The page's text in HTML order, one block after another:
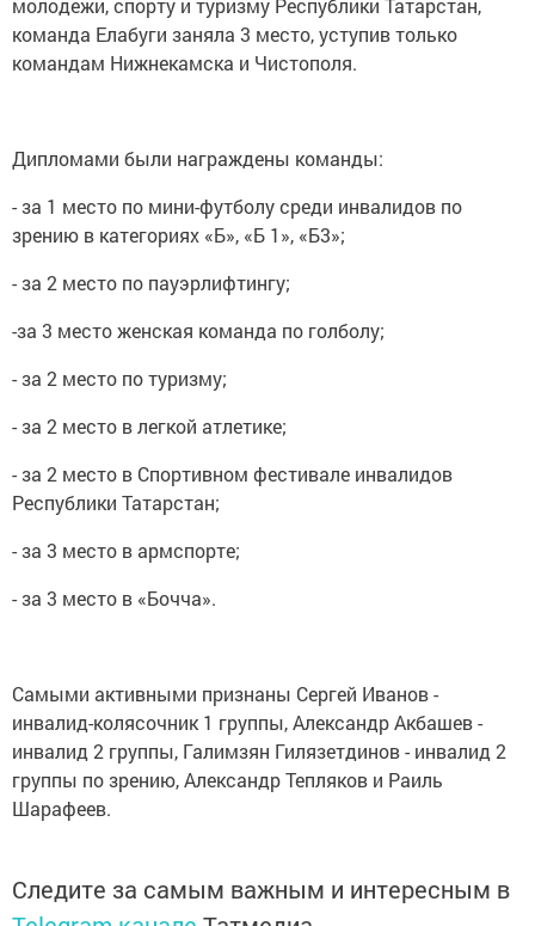
молодежи, спорту и туризму Республики Татарстан,
команда Елабуги заняла 3 место, уступив только
командам Нижнекамска и Чистополя.
Дипломами были награждены команды:
- за 1 место по мини-футболу среди инвалидов по
зрению в категориях «Б», «Б 1», «Б3»;
- за 2 место по пауэрлифтингу;
-за 3 место женская команда по голболу;
- за 2 место по туризму;
- за 2 место в легкой атлетике;
- за 2 место в Спортивном фестивале инвалидов
Республики Татарстан;
- за 3 место в армспорте;
- за 3 место в «Бочча».
Самыми активными признаны Сергей Иванов -
инвалид-колясочник 1 группы, Александр Акбашев -
инвалид 2 группы, Галимзян Гилязетдинов - инвалид 2
группы по зрению, Александр Тепляков и Раиль
Шарафеев.
Следите за самым важным и интересным в